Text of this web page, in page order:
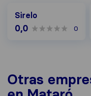
Sirelo
0,0 0
Otras